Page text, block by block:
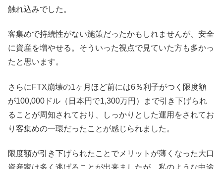
触れ込みでした。
客集めで持続性がない施策だったかもしれませんが、安全
に資産を増やせる。そういった視点で見ていた方も多かっ
たと思います。
さらにFTX崩壊の1ヶ月ほど前には6％利子がつく限度額
が100,000ドル（日本円で1,300万円）まで引き下げられ
ることが周知されており、しっかりとした運用をされてお
り客集めの一環だったことが感じられました。
限度額が引き下げられたことでメリットが薄くなった大口
資産家は多く逃げることが出来ましたが、私のような中途